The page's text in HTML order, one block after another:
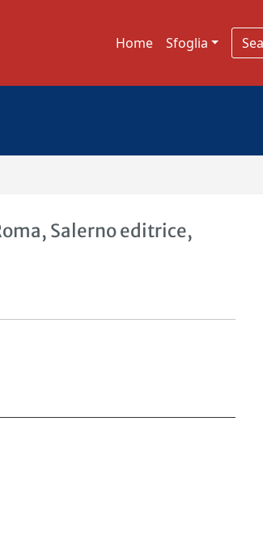
Home Sfoglia
Salerno editrice,